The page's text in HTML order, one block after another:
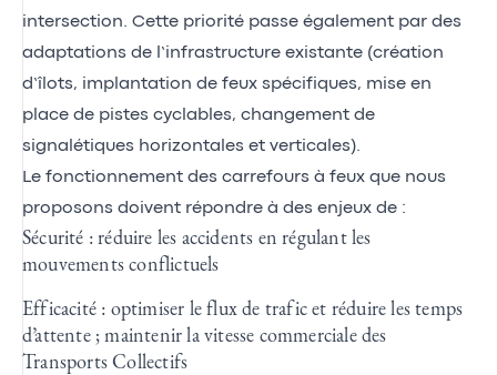
intersection. Cette priorité passe également par des
adaptations de l’infrastructure existante (création
d’îlots, implantation de feux spécifiques, mise en
place de pistes cyclables, changement de
signalétiques horizontales et verticales).
Le fonctionnement des carrefours à feux que nous
proposons doivent répondre à des enjeux de :
Sécurité : réduire les accidents en régulant les
mouvements conflictuels
Efficacité : optimiser le flux de trafic et réduire les temps
d’attente ; maintenir la vitesse commerciale des
Transports Collectifs